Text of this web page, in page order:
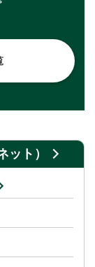
ット）